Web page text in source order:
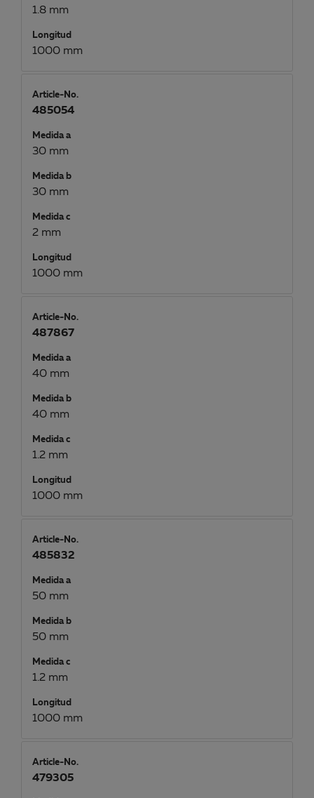
1.8 mm
Longitud
1000 mm
Article-No.
485054
Medida a
30 mm
Medida b
30 mm
Medida c
2 mm
Longitud
1000 mm
Article-No.
487867
Medida a
40 mm
Medida b
40 mm
Medida c
1.2 mm
Longitud
1000 mm
Article-No.
485832
Medida a
50 mm
Medida b
50 mm
Medida c
1.2 mm
Longitud
1000 mm
Article-No.
479305